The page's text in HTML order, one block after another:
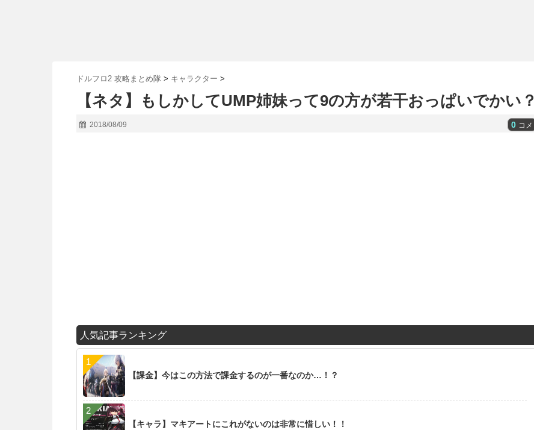
ドルフロ2 攻略まとめ隊 > キャラクター >
【ネタ】もしかしてUMP姉妹って9の方が若干おっぱいでかい？
2018/08/09 0 コメ
人気記事ランキング
【課金】今はこの方法で課金するのが一番なのか…！？
【キャラ】マキアートにこれがないのは非常に惜しい！！